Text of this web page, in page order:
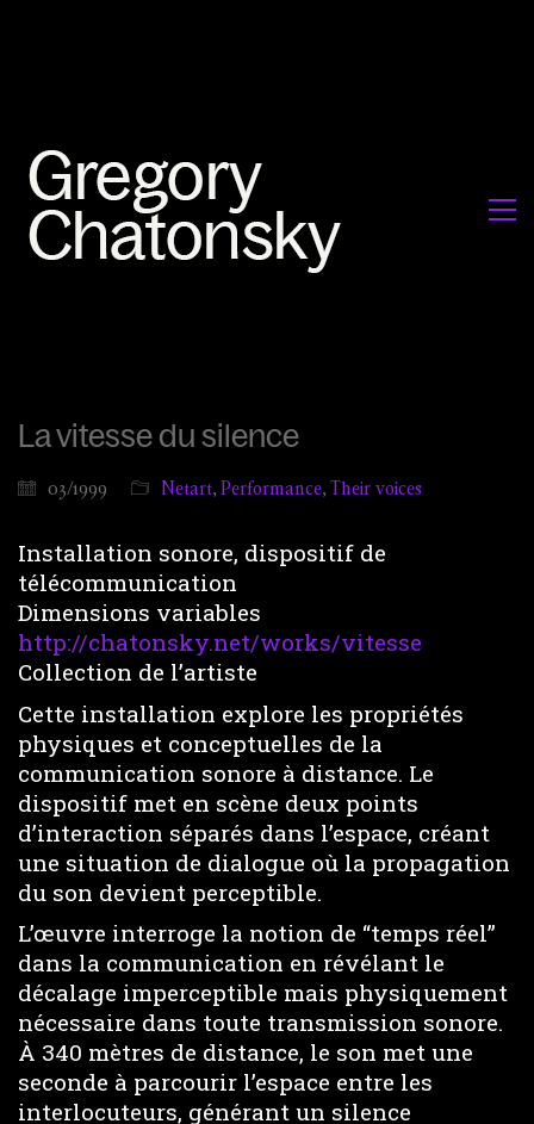
La vitesse du silence
03/1999 Netart, Performance, Their voices
Installation sonore, dispositif de
télécommunication
Dimensions variables
http://chatonsky.net/works/vitesse
Collection de l’artiste
Cette installation explore les propriétés
physiques et conceptuelles de la
communication sonore à distance. Le
dispositif met en scène deux points
d’interaction séparés dans l’espace, créant
une situation de dialogue où la propagation
du son devient perceptible.
L’œuvre interroge la notion de “temps réel”
dans la communication en révélant le
décalage imperceptible mais physiquement
nécessaire dans toute transmission sonore.
À 340 mètres de distance, le son met une
seconde à parcourir l’espace entre les
interlocuteurs, générant un silence